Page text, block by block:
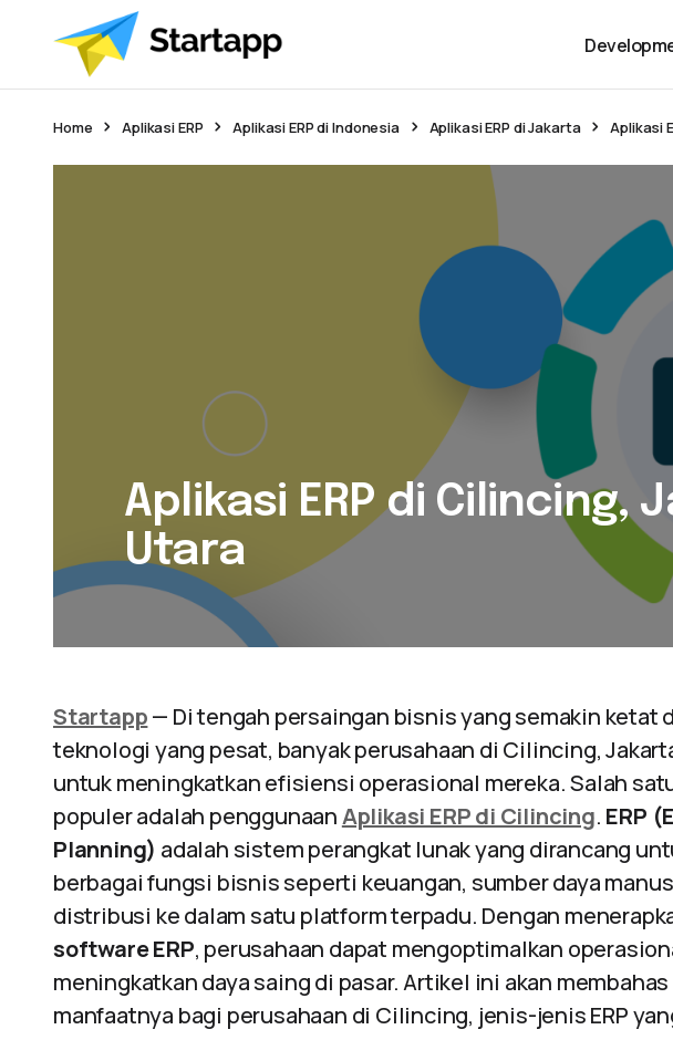
Home Aplikasi ERP Aplikasi ERP di Indonesia Aplikasi ERP di Jakarta Aplikasi
Aplikasi ERP di Cilincing,
Utara
Startapp— Di tengah persaingan bisnis yang semakin ketat
teknologi yang pesat, banyak perusahaan di Cilincing,
untuk meningkatkan efisiensi operasional mereka. Salah
populer adalah penggunaanAplikasi ERP di Cilincing. ERP
Planning) adalah sistem perangkat lunak yang dirancang
berbagai fungsi bisnis seperti keuangan, sumber daya
distribusi ke dalam satu platform terpadu. Dengan
software ERP, perusahaan dapat mengoptimalkan
meningkatkan daya saing di pasar. Artikel ini akan membahas
manfaatnya bagi perusahaan di Cilincing, jenis-jenis ERP